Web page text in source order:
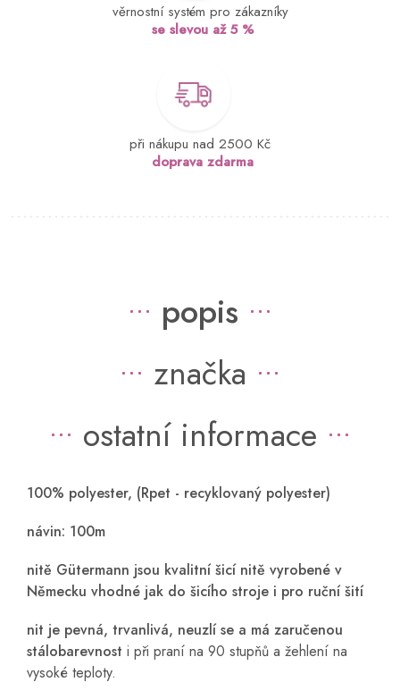
věrnostní systém pro zákazníky
se slevou až 5 %
při nákupu nad 2500 Kč
doprava zdarma
popis
značka
ostatní informace
100% polyester, (Rpet - recyklovaný polyester)
návin: 100m
nitě Gütermann jsou kvalitní šicí nitě vyrobené v
Německu vhodné jak do šicího stroje i pro ruční šití
nit je pevná, trvanlivá, neuzlí se a má zaručenou
stálobarevnost i při praní na 90 stupňů a žehlení na
vysoké teploty.